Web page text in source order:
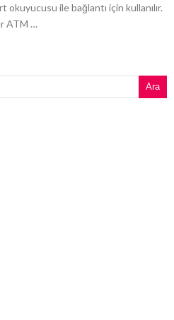
okuyucusu ile bağlantı için kullanılır.
ATM …